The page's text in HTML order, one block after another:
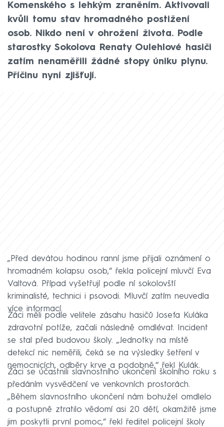
Komenského s lehkým zraněním. Aktivovali
kvůli tomu stav hromadného postižení
osob. Nikdo není v ohrožení života. Podle
starostky Sokolova Renaty Oulehlové hasiči
zatím nenaměřili žádné stopy úniku plynu.
Příčinu nyní zjišťují.
„Před devátou hodinou ranní jsme přijali oznámení o
hromadném kolapsu osob,“ řekla policejní mluvčí Eva
Valtová. Případ vyšetřují podle ní sokolovští
kriminalisté, technici i psovodi. Mluvčí zatím neuvedla
více informací.
Žáci měli podle velitele zásahu hasičů Josefa Kuláka
zdravotní potíže, začali následně omdlévat. Incident
se stal před budovou školy. „Jednotky na místě
detekcí nic neměřili, čeká se na výsledky šetření v
nemocnicích, odběry krve a podobně,“ řekl Kulák.
Žáci se účastnili slavnostního ukončení školního roku s
předáním vysvědčení ve venkovních prostorách.
„Během slavnostního ukončení nám bohužel omdlelo
a postupně ztratilo vědomí asi 20 dětí, okamžitě jsme
jim poskytli první pomoc,“ řekl ředitel policejní školy